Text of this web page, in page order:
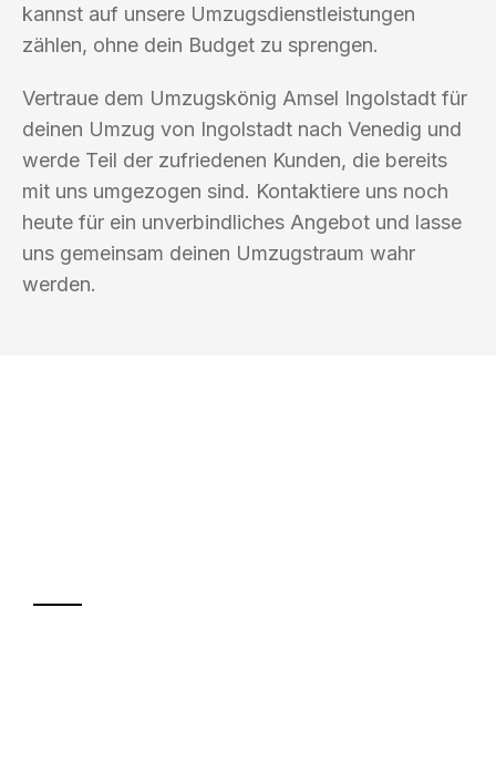
kannst auf unsere Umzugsdienstleistungen
zählen, ohne dein Budget zu sprengen.
Vertraue dem Umzugskönig Amsel Ingolstadt für
deinen Umzug von Ingolstadt nach Venedig und
werde Teil der zufriedenen Kunden, die bereits
mit uns umgezogen sind. Kontaktiere uns noch
heute für ein unverbindliches Angebot und lasse
uns gemeinsam deinen Umzugstraum wahr
werden.